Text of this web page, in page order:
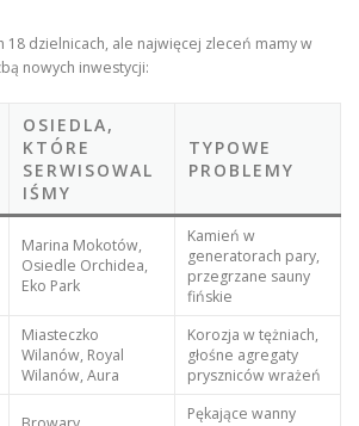
18 dzielnicach, ale najwięcej zleceń mamy w
nowych inwestycji:
OSIEDLA,
KTÓRE
SERWISOWAL
IŚMY
TYPOWE
PROBLEMY
Marina Mokotów,
Osiedle Orchidea,
Eko Park
Kamień w
generatorach pary,
przegrzane sauny
fińskie
Miasteczko
Wilanów, Royal
Wilanów, Aura
Korozja w tężniach,
głośne agregaty
pryszniców wrażeń
Pękające wanny